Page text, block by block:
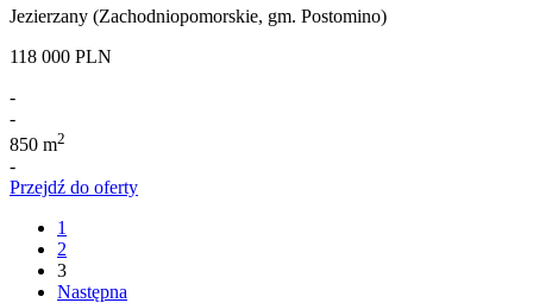
Jezierzany (Zachodniopomorskie, gm. Postomino)
118 000 PLN
-
-
850 m2
-
Przejdź do oferty
1
2
3
Następna